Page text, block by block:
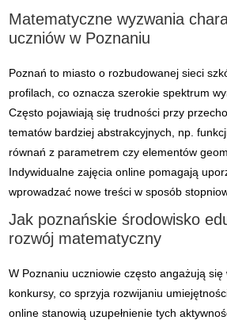
Matematyczne wyzwania
uczniów w Poznaniu
Poznań to miasto o rozbudowanej sieci
profilach, co oznacza szerokie spektrum
Często pojawiają się trudności przy
tematów bardziej abstrakcyjnych, np. funkcji
równań z parametrem czy elementów
Indywidualne zajęcia online pomagają
wprowadzać nowe treści w sposób
Jak poznańskie środowisko
rozwój matematyczny
W Poznaniu uczniowie często angażują
konkursy, co sprzyja rozwijaniu
online stanowią uzupełnienie tych